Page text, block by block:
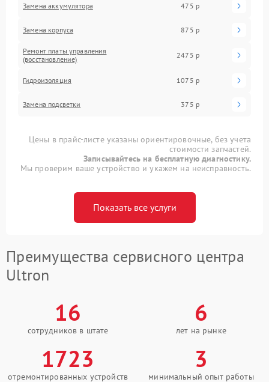
Замена аккумулятора 475 р
Замена корпуса 875 р
Ремонт платы управления
(восстановление)
2475 р
Гидроизоляция 1075 р
Замена подсветки 375 р
Цены в прайс-листе указаны ориентировочные, без учета
стоимости запчастей.
Записывайтесь на бесплатную диагностику.
Мы проверим ваше устройство и укажем на неисправность.
Показать все услуги
Преимущества сервисного центра
Ultron
16
сотрудников в штате
6
лет на рынке
1723
отремонтированных устройств
3
минимальный опыт работы